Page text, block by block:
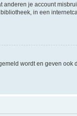
je account
in een
wordt en geven